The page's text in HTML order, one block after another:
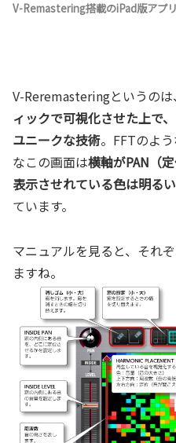
V-Remastering搭載のiPad版アプ
V-Reremasteringというのは
ィックで可視化させた上で
ユニークな技術。FFTのよ
なこの画面は横軸がPAN（
表示させれている色は明る
ています。
マニュアルを見ると、それ
ますね。